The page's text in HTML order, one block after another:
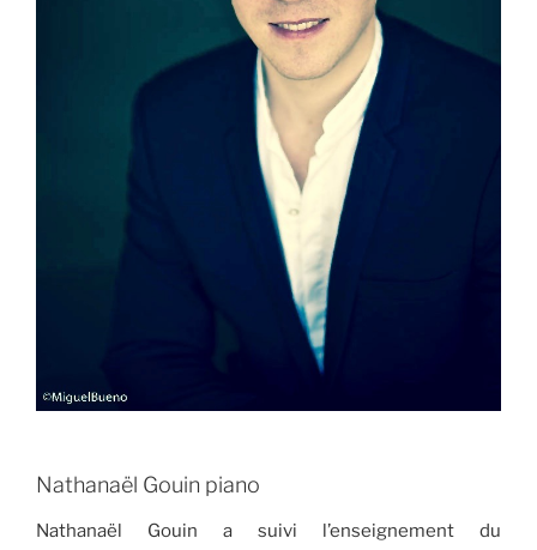
Nathanaël Gouin piano
Nathanaël Gouin a suivi l’enseignement du